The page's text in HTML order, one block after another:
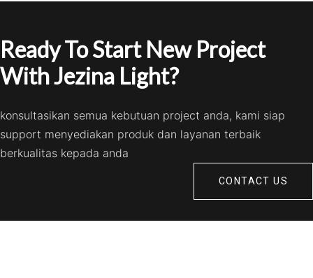
Ready To Start New Project
With Jezina Light?
konsultasikan semua kebutuan project anda, kami siap
support menyediakan produk dan layanan terbaik
berkualitas kepada anda
CONTACT US